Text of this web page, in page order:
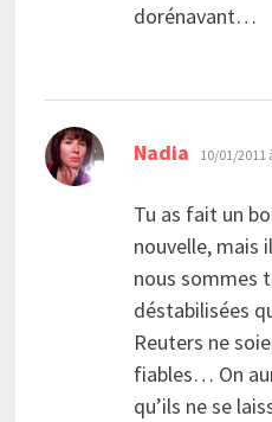
dorénavant…
Nadia dit :
10/01/2011
Tu as fait un
nouvelle, mais
nous sommes
déstabilisées
Reuters ne
fiables… On
qu’ils ne se